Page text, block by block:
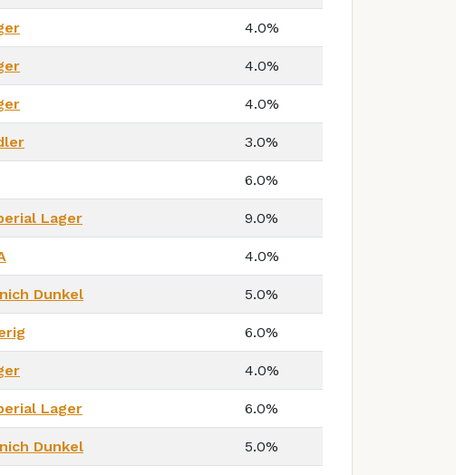
4.0%
4.0%
4.0%
3.0%
6.0%
Lager 9.0%
4.0%
Dunkel 5.0%
6.0%
4.0%
Lager 6.0%
Dunkel 5.0%